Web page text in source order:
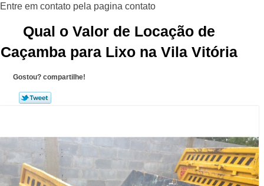
Qual o Valor de Locação de
Caçamba para Lixo na Vila Vitória
Gostou? compartilhe!